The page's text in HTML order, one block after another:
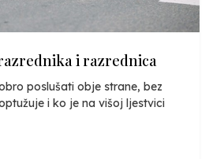
i razrednica
poslušati obje strane, bez
i ko je na višoj ljestvici